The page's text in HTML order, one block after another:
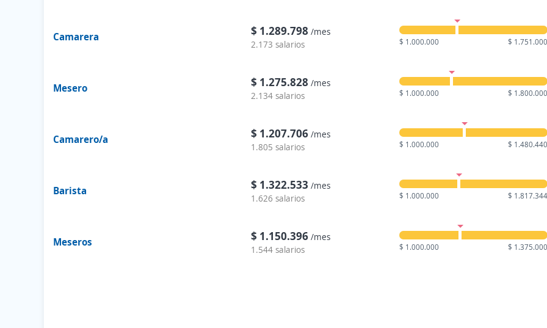
Camarera $ 1.289.798 /mes
2.173 salarios
$ 1.000.000 $ 1.751.000
Mesero $ 1.275.828 /mes
2.134 salarios
$ 1.000.000 $ 1.800.000
Camarero/a $ 1.207.706 /mes
1.805 salarios
$ 1.000.000 $ 1.480.440
Barista $ 1.322.533 /mes
1.626 salarios
$ 1.000.000 $ 1.817.344
Meseros $ 1.150.396 /mes
1.544 salarios
$ 1.000.000 $ 1.375.000